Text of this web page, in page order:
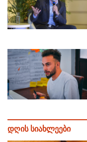
დღის სიახლეები